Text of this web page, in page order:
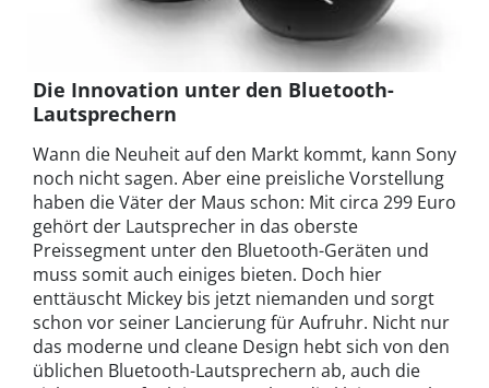
Die Innovation unter den Bluetooth-
Lautsprechern
Wann die Neuheit auf den Markt kommt, kann Sony
noch nicht sagen. Aber eine preisliche Vorstellung
haben die Väter der Maus schon: Mit circa 299 Euro
gehört der Lautsprecher in das oberste
Preissegment unter den Bluetooth-Geräten und
muss somit auch einiges bieten. Doch hier
enttäuscht Mickey bis jetzt niemanden und sorgt
schon vor seiner Lancierung für Aufruhr. Nicht nur
das moderne und cleane Design hebt sich von den
üblichen Bluetooth-Lautsprechern ab, auch die